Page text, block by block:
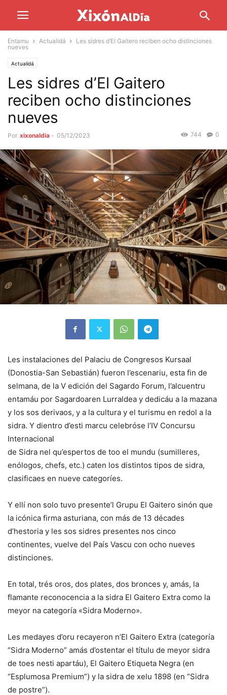
Entamu Actualidá
Les sidres d’El Gaitero reciben ocho distinciones
nueves
Actualidá
Les sidres d’El Gaitero
reciben ocho distinciones
nueves
Por xixonaldia - 05/12/2023 0
744
Les instalaciones del Palaciu de Congresos Kursaal
(Donostia-San Sebastián) fueron l’escenariu, esta fin de
selmana, de la V edición del Sagardo Forum, l’alcuentru
entamáu por Sagardoaren Lurraldea y dedicáu a la mazana
y los sos derivaos, y a la cultura y el turismu en redol a la
sidra. Y dientro d’esti marcu celebróse l’IV Concursu
Internacional
de Sidra nel qu’espertos de too el mundu (sumilleres,
enólogos, chefs, etc.) caten los distintos tipos de sidra,
clasificaes en nueve categoríes.
Y ellí non solo tuvo presente’l Grupu El Gaitero sinón que
la icónica firma asturiana, con más de 13 décades
d’hestoria y les sos sidres presentes nos cinco
continentes, vuelve del País Vascu con ocho nueves
distinciones.
En total, trés oros, dos plates, dos bronces y, amás, la
flamante reconocencia a la sidra El Gaitero Extra como la
meyor na categoría «Sidra Moderno».
Les medayes d’oru recayeron n’El Gaitero Extra (categoría
“Sidra Moderno” amás d’ostentar el títulu de meyor sidra
de toes nesti apartáu), El Gaitero Etiqueta Negra (en
“Esplumosa Premium”) y la sidra de xelu 1898 (en “Sidra
de postre”).